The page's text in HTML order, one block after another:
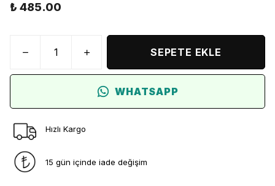
₺ 485.00
SEPETE EKLE
WHATSAPP
Hızlı Kargo
15 gün içinde iade değişim